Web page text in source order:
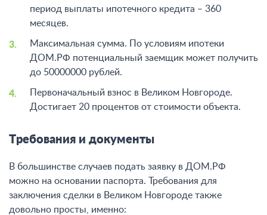
период выплаты ипотечного кредита – 360
месяцев.
Максимальная сумма. По условиям ипотеки
ДОМ.РФ потенциальный заемщик может получить
до 50000000 рублей.
Первоначальный взнос в Великом Новгороде.
Достигает 20 процентов от стоимости объекта.
Требования и документы
В большинстве случаев подать заявку в ДОМ.РФ
можно на основании паспорта. Требования для
заключения сделки в Великом Новгороде также
довольно просты, именно: